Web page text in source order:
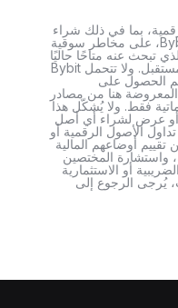
بما في ذلك شراء
وغيرها من الأصول الرقمية على Bybit، على مخاطر سوقية
تبحث عنه متاحًا حاليًا
على Bybit، فقد يصبح متاحًا في المستقبل. ولا تتحمل Bybit
الحصول على
المعروضة هنا من مصادر
فقط. ولا يُشكّل هذا
أو عرض لشراء أي أصل
الأصول الرقمية أو
تقييم أوضاعهم المالية
واستشارة المختصين
أو الاستثمارية
يُرجى الرجوع إلى